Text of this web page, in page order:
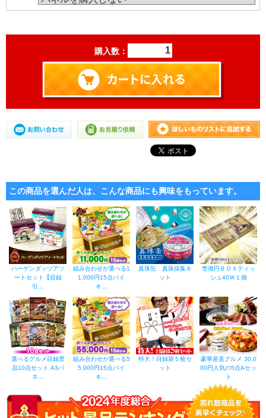
購入数：
この商品を選んだ人は、こんな商品にも興味をもっています。
ハーゲンダッツアソ
ートセット【目録
引...
組み合わせが選べる1
1,000円15点バイ
キ...
真珠缶 真珠採集キ
ット
壱億円ＢＯＸティッ
シュ40Ｗ１個
選べるグルメ目録景
品10点セット A3パ
ネ...
組み合わせが選べる5
5,000円15点バイ
キ...
特大！目録袋５枚セ
ット
豪華産直グルメ 30,0
00円人気の5点Aセッ
ト